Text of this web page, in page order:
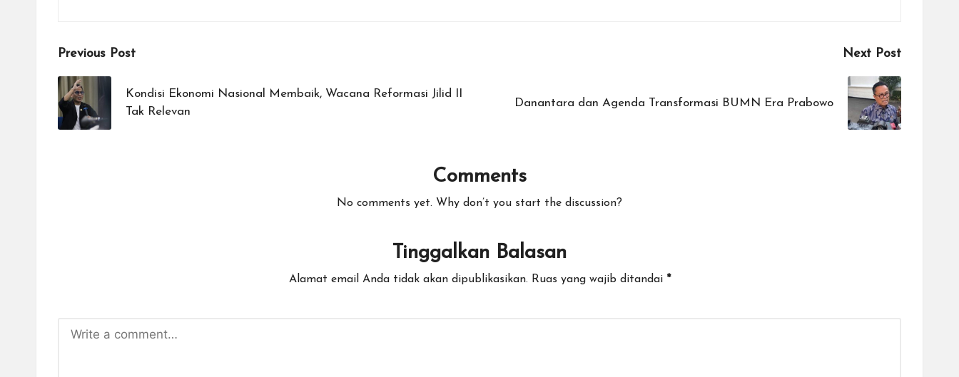
Post
navigation
Previous Post
Kondisi Ekonomi Nasional Membaik, Wacana Reformasi Jilid II
Tak Relevan
Next Post
Danantara dan Agenda Transformasi BUMN Era Prabowo
Comments
No comments yet. Why don’t you start the discussion?
Tinggalkan Balasan
Alamat email Anda tidak akan dipublikasikan. Ruas yang wajib ditandai *